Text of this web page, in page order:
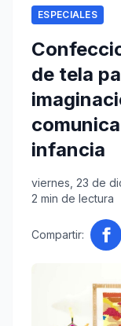
ESPECIALES
de tela
infancia
viernes, 23 de
2 min de lectura
Compartir: